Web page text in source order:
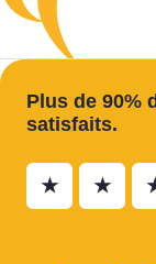
Plus de 90%
satisfaits.
★ ★